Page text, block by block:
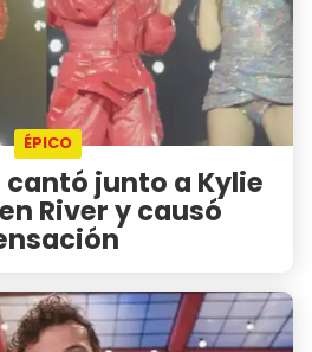
ÉPICO
cantó junto a Kylie
River y causó